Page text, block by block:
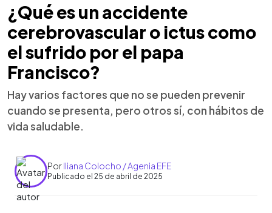
¿Qué es un accidente
cerebrovascular o ictus como
el sufrido por el papa
Francisco?
Hay varios factores que no se pueden prevenir
cuando se presenta, pero otros sí, con hábitos de
vida saludable.
PorIliana Colocho / Agenia EFE
Publicado el 25 de abril de 2025